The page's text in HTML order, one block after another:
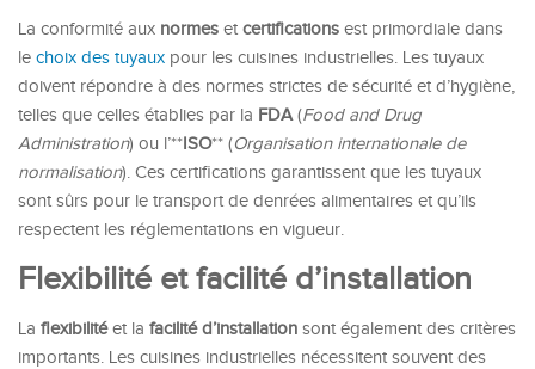
La conformité aux normes et certifications est primordiale dans
le choix des tuyaux pour les cuisines industrielles. Les tuyaux
doivent répondre à des normes strictes de sécurité et d’hygiène,
telles que celles établies par la FDA(Food and Drug
Administration) ou l’**ISO** (Organisation internationale de
normalisation). Ces certifications garantissent que les tuyaux
sont sûrs pour le transport de denrées alimentaires et qu’ils
respectent les réglementations en vigueur.
Flexibilité et facilité d’installation
La flexibilitéet la facilité d’installation sont également des critères
importants. Les cuisines industrielles nécessitent souvent des